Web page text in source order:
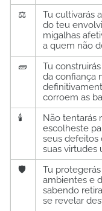
⚖️
Tu cultivarás
do teu
migalhas
a quem não
🧱
Tu
da confiança
corroem as
🕯️
Não tentarás
escolheste
seus defeitos
suas virtudes
🛡️
Tu
ambientes e
sabendo
se revelar